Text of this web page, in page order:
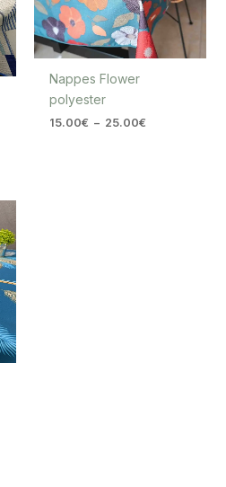
Nappes Flower
polyester
15.00€ – 25.00€